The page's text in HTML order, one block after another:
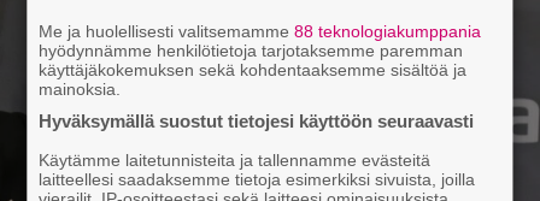
Me ja huolellisesti valitsemamme88 teknologiakumppania
hyödynnämme henkilötietoja tarjotaksemme paremman
käyttäjäkokemuksen sekä kohdentaaksemme sisältöä ja
mainoksia.
Hyväksymällä suostut tietojesi käyttöön seuraavasti
Käytämme laitetunnisteita ja tallennamme evästeitä
laitteellesi saadaksemme tietoja esimerkiksi sivuista, joilla